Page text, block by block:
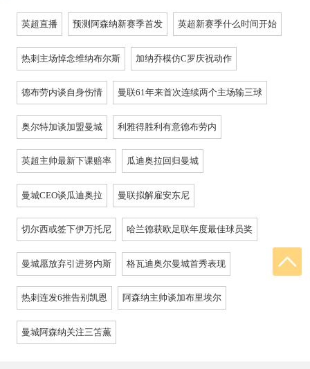
英超直播 预测阿森纳新赛季首发 英超新赛季什么时间开始
热刺主场悼念维纳布尔斯 加纳乔模仿C罗庆祝动作
德布劳内谈自身伤情 曼联61年来首次连续两个主场输三球
奥尔特加谈加盟曼城 利雅得胜利有意德布劳内
英超主帅最新下课赔率 瓜迪奥拉回归曼城
曼城CEO谈瓜迪奥拉 曼联拟解雇安东尼
切尔西或签下伊万托尼 哈兰德获欧足联年度最佳球员奖
曼城愿放弃引进努内斯 格瓦迪奥尔曼城首秀表现
热刺连发6推告别凯恩 阿森纳主帅谈加布里埃尔
曼城阿森纳关注三笘薫